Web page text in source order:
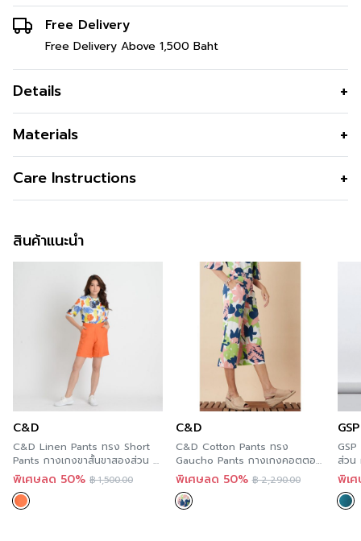
Free Delivery
Free Delivery Above 1,500 Baht
Details
สูง ทรงขาบานสุดอินเทรนด์ ด้านหลังเป็นเอวยางยืดใส่สบาย
Materials
เนื้อผ้า
คุณสมบัติผ้า
นุ่มลื่น เย็น ระบายอากาศได้ดี?ผ้าโปร่ง
รูปทรง
Care Instructions
การฟอกสี
การตาก
Dry in Shade
การซักแห้ง
Do not Tumble dry
สินค้าแนะนำ
C&D
C&D Linen Pants ทรง Short
Pants กางเกงขาสั้นขาสองส่วน สี
ส้ม เนื้อผ้าลินินเรยอน CS3YOR
พิเศษลด 50% ฿1,500.00
C&D
C&D Cotton Pants ทรง
Gaucho Pants กางเกงคอตตอน
ทรงตรง ขาสี่ส่วน ลายดอกซึบากิ
กลิ่นหอมมะลิ เนื้อผ้าคอตตอน
ซาติน CS17GR
พิเศษลด 50% ฿2,290.00
GSP
ส่วน
พิเ